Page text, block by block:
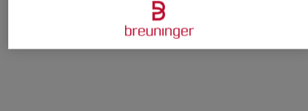
Bestpreis:215,99 €
Ursprünglich: